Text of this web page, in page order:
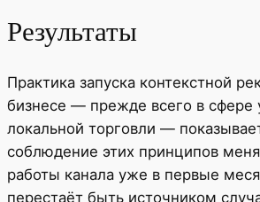
Результаты
Практика запуска контекстной
бизнесе — прежде всего в сфере
локальной торговли —
соблюдение этих принципов
работы канала уже в первые
перестаёт быть источником